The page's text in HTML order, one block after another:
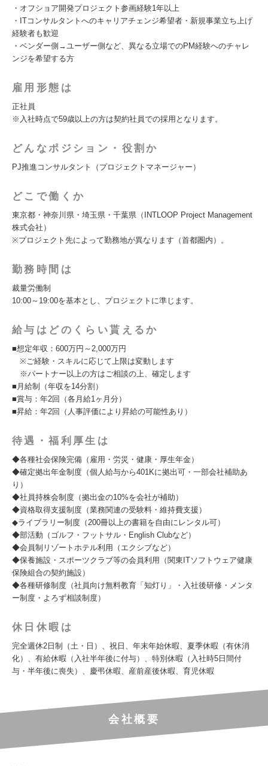
・オフショア開発プロジェクト参画経験1年以上
・ITコンサルタントへのキャリアチェンジ希望者・新規事業立ち上げ
経験者も歓迎
・ベンダー側→ユーザー側など、異なる立場でのPM経験へのチャレ
ンジを希望する方
雇用形態は
正社員
※入社時点で59歳以上の方は契約社員での採用となります。
どんなポジション・役割か
PJ推進コンサルタント（プロジェクトマネージャー）
どこで働くか
東京都・神奈川県・埼玉県・千葉県（INTLOOP Project Management
株式会社）
※プロジェクト先によって勤務地が異なります（首都圏内）。
勤務時間は
裁量労働制
10:00～19:00を基本とし、プロジェクトに準じます。
給与はどのくらい貰えるか
■想定年収：600万円～2,000万円
※ご経験・スキルに応じて上限は変動します
※パートナー以上の方はご相談の上、確定します
■月給制（年収を14分割）
■賞与：年2回（各月給1ヶ月分）
■昇給：年2回（人事評価により昇給の可能性あり）
待遇・福利厚生は
◆各種社会保険完備（雇用・労災・健康・厚生年金）
◆確定拠出年金制度（個人給与から401Kに拠出可・一部会社補助あ
り）
◆社員持株会制度（拠出金の10%を会社が補助）
◆資格取得支援制度（業務関連の受験料・維持費支援）
◆ライブラリー制度（200冊以上の書籍を自由にレンタル可）
◆部活動（ゴルフ・フットサル・English Clubなど）
◆会員制リゾートホテル利用（エクシブなど）
◆保養施設・スポーツクラブ等の会員利用（関東ITソフトウェア健康
保険組合の契約施設）
◆各種研修制度（社員向け無料教育「知灯り」・入社後研修・メンタ
ー制度・よろず相談制度）
休日休暇は
完全週休2日制（土・日）、祝日、年末年始休暇、夏季休暇（有休消
化）、有給休暇（入社半年後に付与）、特別休暇（入社時5日間付
与・半年後に喪失）、慶弔休暇、産前産後休暇、育児休暇
会社概要